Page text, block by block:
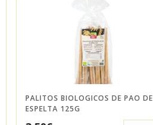
PALITOS BIOLOGICOS DE PAO DE
ESPELTA 125G